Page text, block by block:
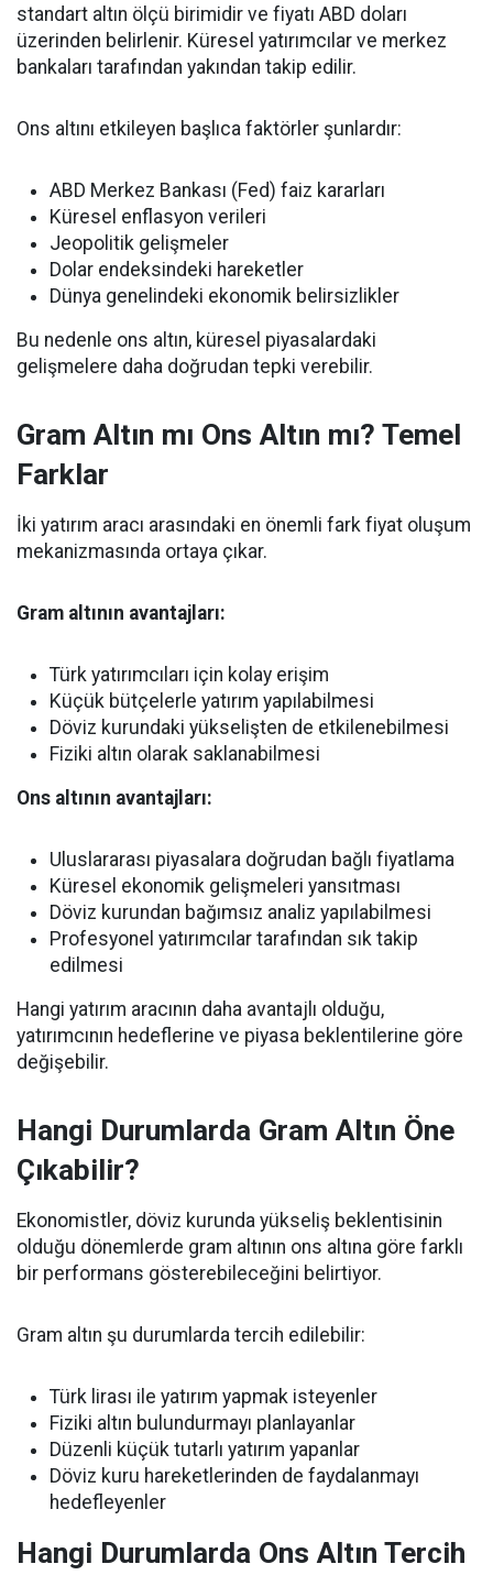
standart altın ölçü birimidir ve fiyatı ABD doları
üzerinden belirlenir. Küresel yatırımcılar ve merkez
bankaları tarafından yakından takip edilir.
Ons altını etkileyen başlıca faktörler şunlardır:
ABD Merkez Bankası (Fed) faiz kararları
Küresel enflasyon verileri
Jeopolitik gelişmeler
Dolar endeksindeki hareketler
Dünya genelindeki ekonomik belirsizlikler
Bu nedenle ons altın, küresel piyasalardaki
gelişmelere daha doğrudan tepki verebilir.
Gram Altın mı Ons Altın mı? Temel
Farklar
İki yatırım aracı arasındaki en önemli fark fiyat oluşum
mekanizmasında ortaya çıkar.
Gram altının avantajları:
Türk yatırımcıları için kolay erişim
Küçük bütçelerle yatırım yapılabilmesi
Döviz kurundaki yükselişten de etkilenebilmesi
Fiziki altın olarak saklanabilmesi
Ons altının avantajları:
Uluslararası piyasalara doğrudan bağlı fiyatlama
Küresel ekonomik gelişmeleri yansıtması
Döviz kurundan bağımsız analiz yapılabilmesi
Profesyonel yatırımcılar tarafından sık takip
edilmesi
Hangi yatırım aracının daha avantajlı olduğu,
yatırımcının hedeflerine ve piyasa beklentilerine göre
değişebilir.
Hangi Durumlarda Gram Altın Öne
Çıkabilir?
Ekonomistler, döviz kurunda yükseliş beklentisinin
olduğu dönemlerde gram altının ons altına göre farklı
bir performans gösterebileceğini belirtiyor.
Gram altın şu durumlarda tercih edilebilir:
Türk lirası ile yatırım yapmak isteyenler
Fiziki altın bulundurmayı planlayanlar
Düzenli küçük tutarlı yatırım yapanlar
Döviz kuru hareketlerinden de faydalanmayı
hedefleyenler
Hangi Durumlarda Ons Altın Tercih